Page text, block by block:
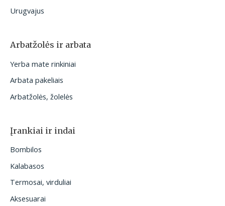
Urugvajus
Arbatžolės ir arbata
Yerba mate rinkiniai
Arbata pakeliais
Arbatžolės, žolelės
Įrankiai ir indai
Bombilos
Kalabasos
Termosai, virduliai
Aksesuarai